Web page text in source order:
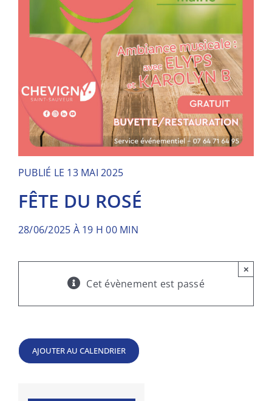
PUBLIÉ LE 13 MAI 2025
FÊTE DU ROSÉ
28/06/2025 À 19 H 00 MIN
Cet évènement est passé
×
AJOUTER AU CALENDRIER